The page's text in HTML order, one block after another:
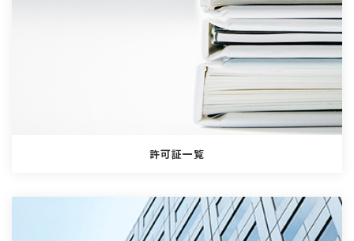
許可証一覧